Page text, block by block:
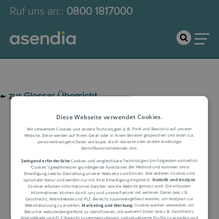
Ruf uns an:: 0800 1817000
← zur Glossar-Übersicht
Logistik-Glossar
Begriffserklärung
Diese Webseite verwendet Cookies.
Wir verwenden Cookies und andere Technologien (z.B. Pixel und Beacons) auf unserer
Website. Diese werden auf Ihrem Gerät oder in Ihrem Browser gespeichert und lesen u.a.
personenbezogene Daten wie bspw. die IP-Adresse oder andere eindeutige
Identifikationsmerkmale, aus.
Zwingend erforderlicheCookies und vergleichbare Technologien (im Folgenden einheitlich
"Cookies") gewährleisten grundlegende Funktionen der Website und kommen ohne
Einwilligung zwecks Darstellung unserer Webseite zum Einsatz. Alle anderen Cookies sind
optionaler Natur und werden nur mit Ihrer Einwilligung eingesetzt.Statistik und Analyse
Cookies erfassen Informationen darüber, wie die Website genutzt wird. Die erfassten
Informationen können durch uns und unsere Partner mit weiteren Daten (wie z.B.
Geschlecht, Altersdekade und PLZ-Bereich) zusammengefasst werden, um Analysen zur
Websitenutzung zu erstellen.Marketing und Werbung Cookies werden verwendet, um
Besucher websiteübergreifend zu identifizieren, mit weiteren Daten (wie z.B. Geschlecht,
Altersdekade und PLZ-Bereich) zusammenzufassen, individualisierte Profile zu erstellen und